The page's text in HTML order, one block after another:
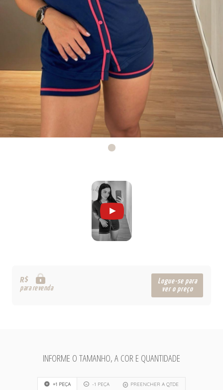
R$
para revenda
Logue-se para
ver o preço
INFORME O TAMANHO, A COR E QUANTIDADE
+1 PEÇA -1 PEÇA PREENCHER A QTDE